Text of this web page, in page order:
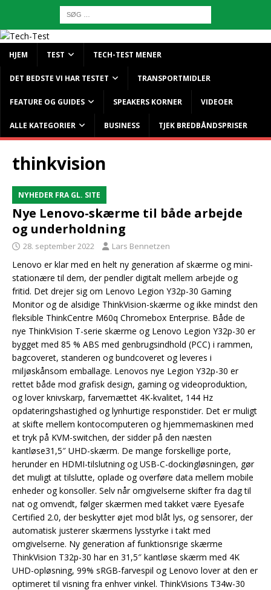
HJEM TEST TECH-TEST MENER
DET BEDSTE VI HAR TESTET TRANSPORTMIDLER
FEATURE OG GUIDES SPEAKERS KORNER VIDEOER
ALLE KATEGORIER BUSINESS TJEK BREDBÅNDSPRISER
thinkvision
NYHEDER FRA GL. SITE
Nye Lenovo-skærme til både arbejde
og underholdning
28. september 2022 Lars Bennetzen
Lenovo er klar med en helt ny generation af skærme og mini-
stationære til dem, der pendler digitalt mellem arbejde og
fritid. Det drejer sig om Lenovo Legion Y32p-30 Gaming
Monitor og de alsidige ThinkVision-skærme og ikke mindst den
fleksible ThinkCentre M60q Chromebox Enterprise. Både de
nye ThinkVision T-serie skærme og Lenovo Legion Y32p-30 er
bygget med 85 % ABS med genbrugsindhold (PCC) i rammen,
bagcoveret, standeren og bundcoveret og leveres i
miljøskånsom emballage. Lenovos nye Legion Y32p-30 er
rettet både mod grafisk design, gaming og videoproduktion,
og lover knivskarp, farvemættet 4K-kvalitet, 144 Hz
opdateringshastighed og lynhurtige responstider. Det er muligt
at skifte mellem kontocomputeren og hjemmemaskinen med
et tryk på KVM-switchen, der sidder på den næsten
kantløse31,5″ UHD-skærm. De mange forskellige porte,
herunder en HDMI-tilslutning og USB-C-dockingløsningen, gør
det muligt at tilslutte, oplade og overføre data mellem mobile
enheder og konsoller. Selv når omgivelserne skifter fra dag til
nat og omvendt, følger skærmen med takket være Eyesafe
Certified 2.0, der beskytter øjet mod blåt lys, og sensorer, der
automatisk justerer skærmens lysstyrke i takt med
omgivelserne. Ny generation af funktionsrige skærme
ThinkVision T32p-30 har en 31,5″ kantløse skærm med 4K
UHD-opløsning, 99% sRGB-farvespil og Lenovo lover at den er
optimeret til visning fra enhver vinkel. ThinkVisions T34w-30